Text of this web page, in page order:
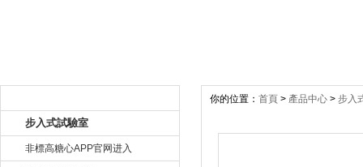
步入式試驗室
非標高糖心APP官网进入
你的位置： 首頁 > 產品中心 > 步入